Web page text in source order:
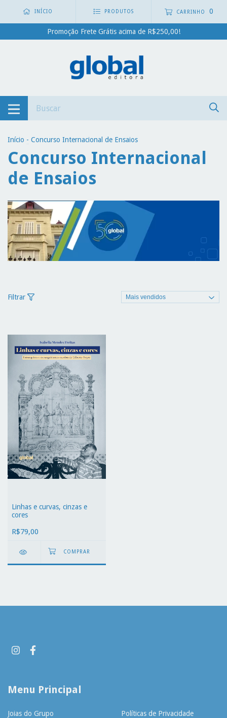
INÍCIO PRODUTOS CARRINHO 0
Promoção Frete Grátis acima de R$250,00!
Início - Concurso Internacional de Ensaios
Concurso Internacional
de Ensaios
Filtrar
Linhas e curvas, cinzas e
cores
R$79,00
Menu Principal
Joias do Grupo Políticas de Privacidade